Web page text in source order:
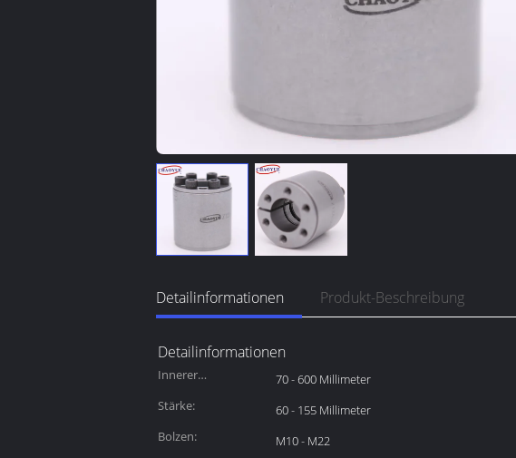
Detailinformationen Produkt-Beschreibung
Detailinformationen
Innerer
70 - 600 Millimeter
Stärke:
60 - 155 Millimeter
Bolzen:
M10 - M22